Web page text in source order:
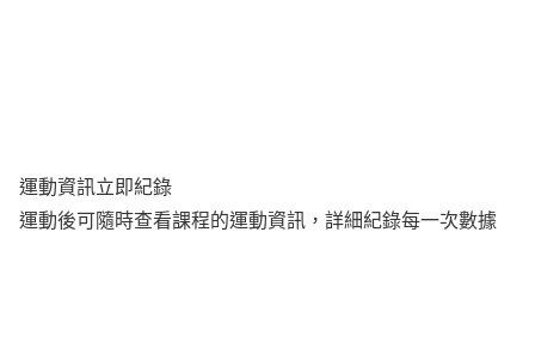
運動資訊立即紀錄
運動後可隨時查看課程的運動資訊，詳細紀錄每一次數據